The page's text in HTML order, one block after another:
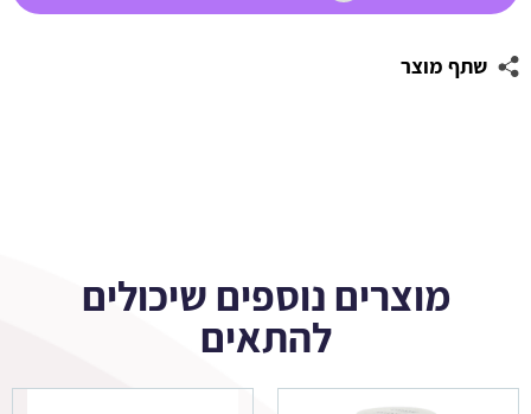
שתף מוצר
מוצרים נוספים שיכולים
להתאים